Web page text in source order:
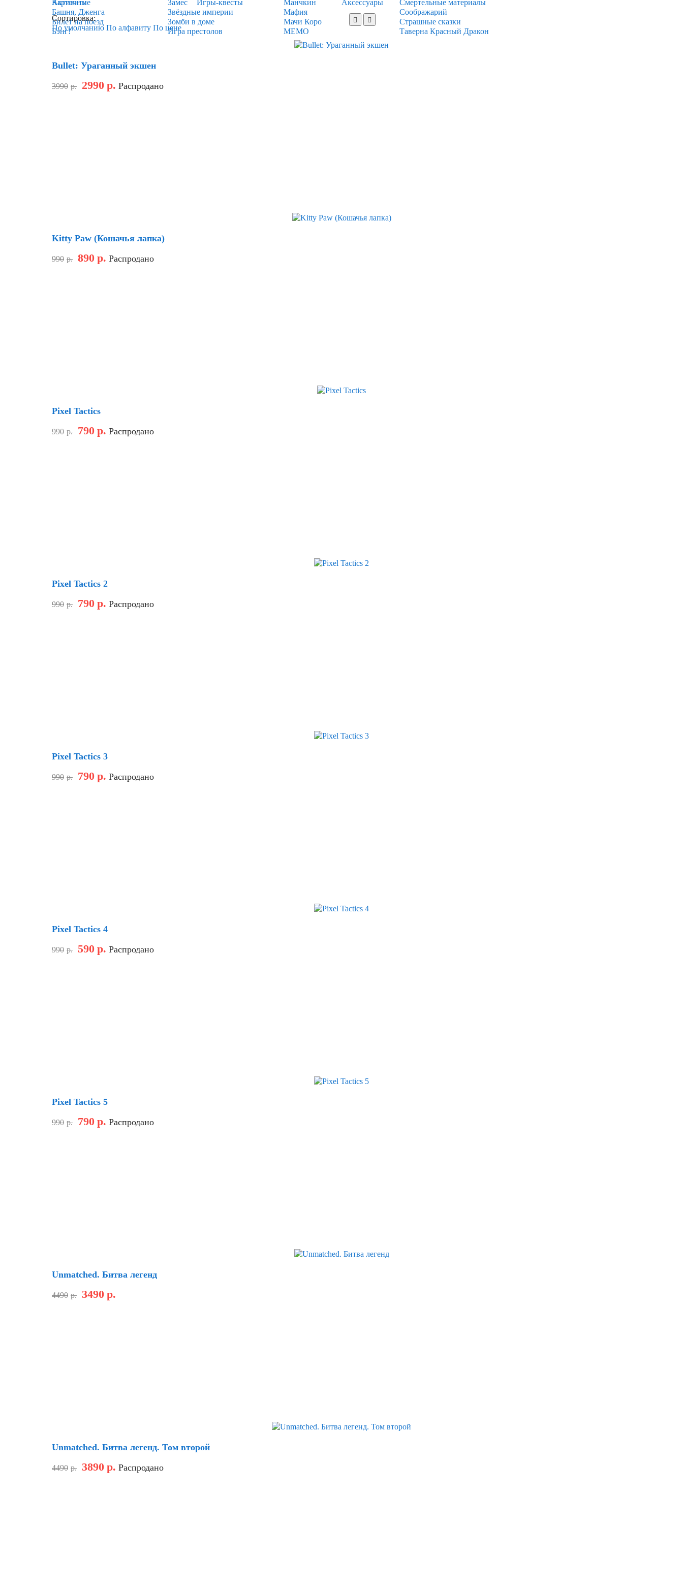
Карточные
Игры-квесты
Аксессуары
Активити
Башня, Дженга
Билет на поезд
Бэнг!
Замес
Звёздные империи
Зомби в доме
Игра престолов
Манчкин
Мафия
Мачи Коро
МЕМО
Смертельные материалы
Соображарий
Страшные сказки
Таверна Красный Дракон
Сортировка:
По умолчанию По алфавиту По цене
Bullet: Ураганный экшен
3990 р. 2990 р. Распродано
Kitty Paw (Кошачья лапка)
990 р. 890 р. Распродано
Pixel Tactics
990 р. 790 р. Распродано
Pixel Tactics 2
990 р. 790 р. Распродано
Pixel Tactics 3
990 р. 790 р. Распродано
Pixel Tactics 4
990 р. 590 р. Распродано
Pixel Tactics 5
990 р. 790 р. Распродано
Unmatched. Битва легенд
4490 р. 3490 р.
Unmatched. Битва легенд. Том второй
4490 р. 3890 р. Распродано